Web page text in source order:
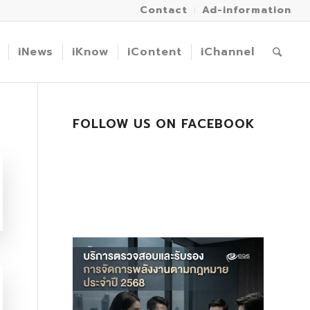
Contact Ad-information
iNews iKnow iContent iChannel
FOLLOW US ON FACEBOOK